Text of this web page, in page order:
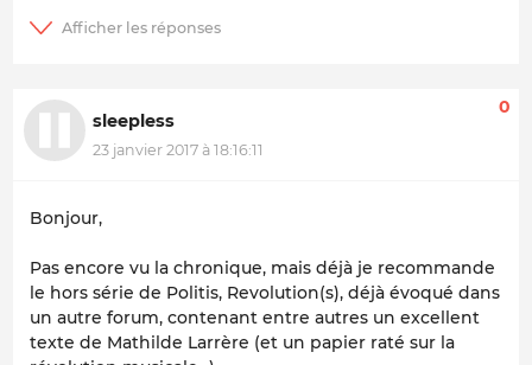
sleepless
23 janvier 2017 à 18:16:11
0
Bonjour,
Pas encore vu la chronique, mais déjà je recommande
le hors série de Politis, Revolution(s), déjà évoqué dans
un autre forum, contenant entre autres un excellent
texte de Mathilde Larrère (et un papier raté sur la